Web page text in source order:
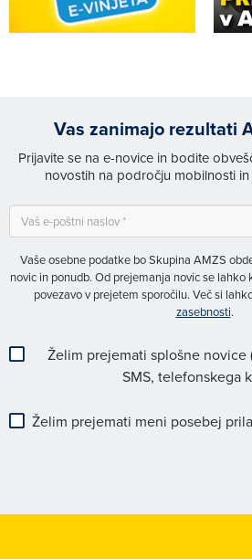
Vas zanimajo rezultati
Prijavite se na e-novice in bodite
novostih na področju mobilnosti
Vaše osebne podatke bo Skupina AMZS
novic in ponudb. Od prejemanja novic se
povezavo v prejetem sporočilu. Več si
zasebnosti.
Želim prejemati splošne novice
SMS, telefonskega
Želim prejemati meni posebej